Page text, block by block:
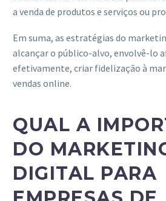
a venda de produtos e serviços ou
Em suma, as estratégias do
alcançar o público-alvo, envolvê-lo
efetivamente, criar fidelização à
vendas online.
QUAL A
DO
DIGITAL PARA